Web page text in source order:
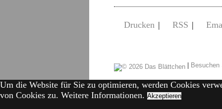
Drucken | RSS |
|
Um die Website für Sie zu optimieren, werden Cookies
von Cookies zu. Weitere Informationen. Akzeptieren